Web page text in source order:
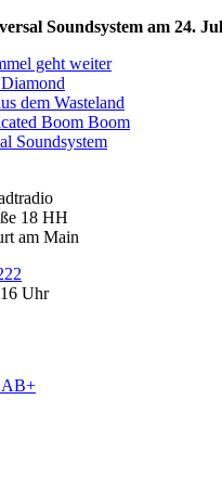
Soundsystem am 24.
geht weiter
dem Wasteland
Boom Boom
Soundsystem
18 HH
am Main
Uhr